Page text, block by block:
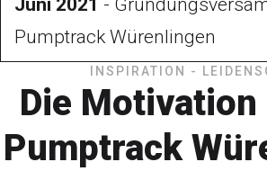
Juni 2021 -
Pumptrack Würenlingen
INSPIRATION -
Die
Pumptrack